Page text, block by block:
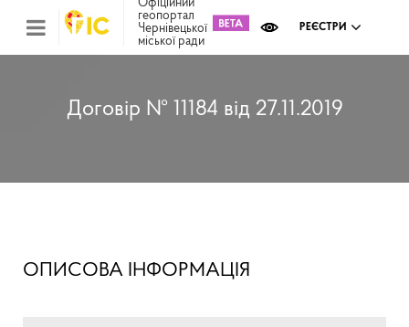
Офіційний
геопортал
Чернівецької
міської ради
РЕЄСТРИ
Договір № 11184 від 27.11.2019
ОПИСОВА ІНФОРМАЦІЯ